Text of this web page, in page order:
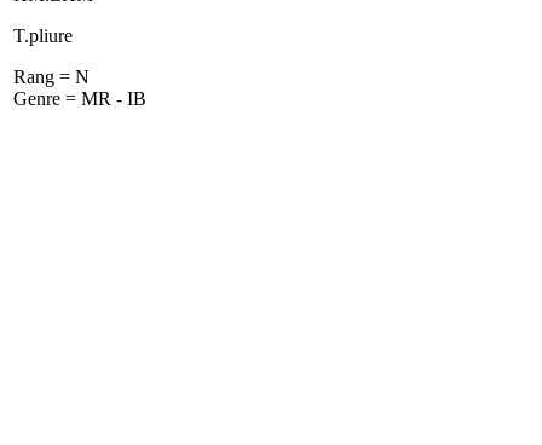
T.pliure
Rang = N
Genre = MR - IB